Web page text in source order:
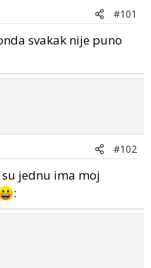
#101
svakak nije puno
#102
jednu ima moj
: